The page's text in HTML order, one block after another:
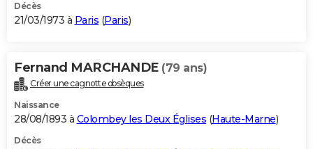
Décès
21/03/1973 à Paris (Paris)
Fernand MARCHANDE (79 ans)
Créer une cagnotte obsèques
Naissance
28/08/1893 à Colombey les Deux Églises (Haute-Marne)
Décès